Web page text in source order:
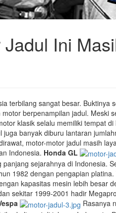
Ini
terbilang sangat besar. Buktinya
berpenampilan jadul. Meski
klasik selalu memiliki tempat
juga banyak diburu lantaran
motor-motor jadul masih
Indonesia. Honda GL
sejarahnya di Indonesia.
1982 dengan pengapian
kapasitas mesin lebih besar
sekitar 1999-2001 hadir
Rasanya